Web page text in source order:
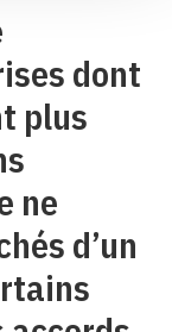
dont
plus
ne
d’un